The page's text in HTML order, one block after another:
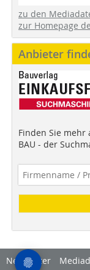
zu den
zur Homepage
Anbieter
Finden Sie mehr
BAU - der
Newsletter